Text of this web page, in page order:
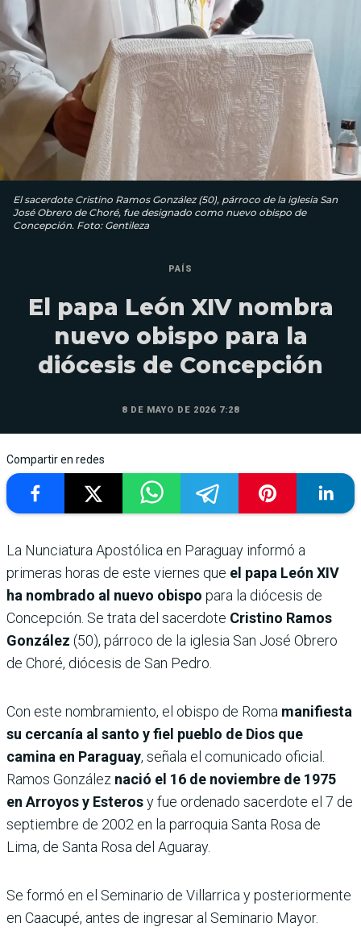
El sacerdote Cristino Ramos González (50), párroco de la iglesia San
José Obrero de Choré, fue designado como nuevo obispo de
Concepción. Foto: Gentileza
PAÍS
El papa León XIV nombra
nuevo obispo para la
diócesis de Concepción
8 DE MAYO DE 2026 7:28
Compartir en redes
La Nunciatura Apostólica en Paraguay informó a
primeras horas de este viernes que el papa León XIV
ha nombrado al nuevo obispo para la diócesis de
Concepción. Se trata del sacerdote Cristino Ramos
González (50), párroco de la iglesia San José Obrero
de Choré, diócesis de San Pedro.
Con este nombramiento, el obispo de Roma manifiesta
su cercanía al santo y fiel pueblo de Dios que
camina en Paraguay, señala el comunicado oficial.
Ramos González nació el 16 de noviembre de 1975
en Arroyos y Esterosy fue ordenado sacerdote el 7 de
septiembre de 2002 en la parroquia Santa Rosa de
Lima, de Santa Rosa del Aguaray.
Se formó en el Seminario de Villarrica y posteriormente
en Caacupé, antes de ingresar al Seminario Mayor.